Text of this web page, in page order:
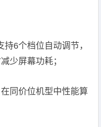
6个档位自动调节，
少屏幕功耗；
同价位机型中性能算